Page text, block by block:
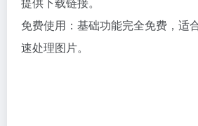
免费使用：基础功能完全免费，适
速处理图片。